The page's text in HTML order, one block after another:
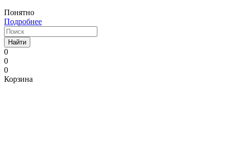
Понятно
Подробнее
Найти
0
0
0
Корзина